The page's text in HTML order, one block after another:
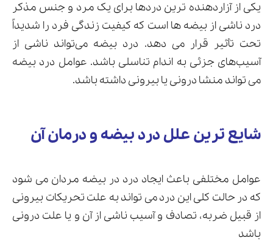
یکی از آزاردهنده ترین دردها برای یک مرد و جنس مذکر
درد ناشی از بیضه ها است که کیفیت زندگی فرد را شدیداً
تحت تأثیر قرار می دهد. درد بیضه می‌تواند ناشی از
آسیب‌های جزئی به اندام تناسلی باشد. عوامل درد بیضه
می تواند منشا درونی یا بیرونی داشته باشد.
شایع ترین علل درد بیضه و درمان آن
عوامل مختلفی باعث ایجاد درد در بیضه مردان می شود
که در حالت کلی این درد می تواند به علت تحریکات بیرونی
از قبیل ضربه، تصادف و آسیب ناشی از آن و یا علت درونی
باشد